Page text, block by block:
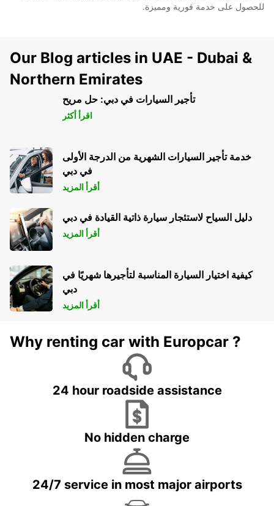
للحصول على خدمة فورية ومميزة.
Our Blog articles in UAE - Dubai &
Northern Emirates
تأجير السيارات في دبي: حل مريح
اقرأ أكثر
خدمة تأجير السيارات الشهرية من الدرجة الأولى
في دبي
أقرأ المزيد
دليل السياح لاستئجار سيارة ذاتية القيادة في دبي
أقرأ المزيد
كيفية اختيار السيارة المناسبة لتأجيرها شهريًا في
دبي
أقرأ المزيد
Why renting car with Europcar ?
24 hour roadside assistance
No hidden charge
24/7 service in most major airports